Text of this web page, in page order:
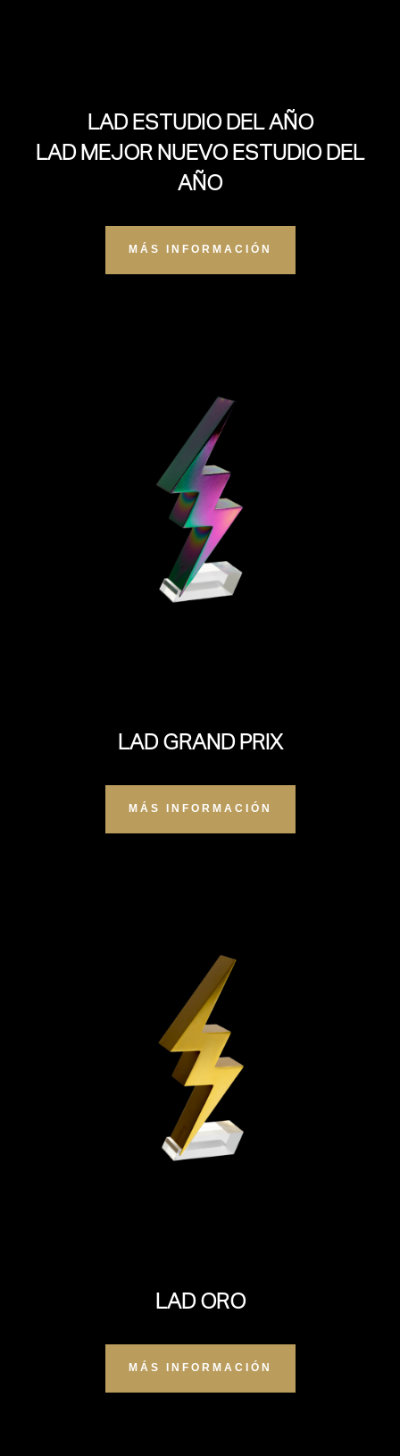
LAD ESTUDIO DEL AÑO
LAD MEJOR NUEVO ESTUDIO DEL
AÑO
MÁS INFORMACIÓN
LAD GRAND PRIX
MÁS INFORMACIÓN
LAD ORO
MÁS INFORMACIÓN